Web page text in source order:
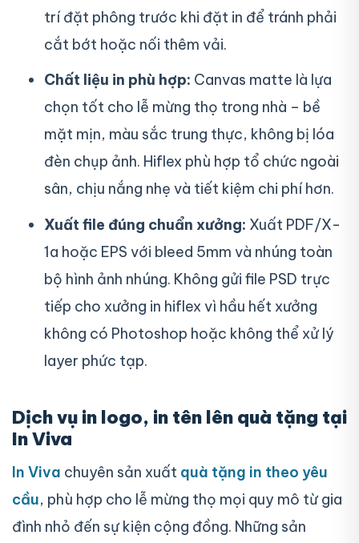
trí đặt phông trước khi đặt in để tránh phải
cắt bớt hoặc nối thêm vải.
Chất liệu in phù hợp: Canvas matte là lựa
chọn tốt cho lễ mừng thọ trong nhà – bề
mặt mịn, màu sắc trung thực, không bị lóa
đèn chụp ảnh. Hiflex phù hợp tổ chức ngoài
sân, chịu nắng nhẹ và tiết kiệm chi phí hơn.
Xuất file đúng chuẩn xưởng: Xuất PDF/X-
1a hoặc EPS với bleed 5mm và nhúng toàn
bộ hình ảnh nhúng. Không gửi file PSD trực
tiếp cho xưởng in hiflex vì hầu hết xưởng
không có Photoshop hoặc không thể xử lý
layer phức tạp.
Dịch vụ in logo, in tên lên quà tặng tại
In Viva
In Viva chuyên sản xuất quà tặng in theo yêu
cầu, phù hợp cho lễ mừng thọ mọi quy mô từ gia
đình nhỏ đến sự kiện cộng đồng. Những sản